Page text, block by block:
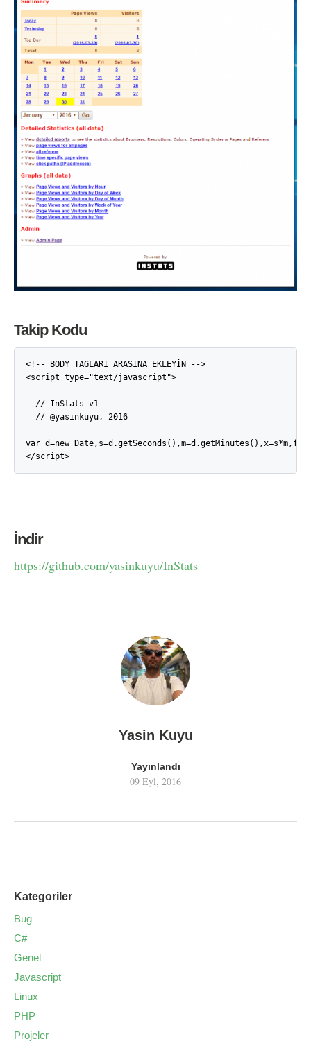
Takip Kodu
<!-- BODY TAGLARI ARASINA EKLEYİN -->
<script type="text/javascript">
  // InStats v1
  // @yasinkuyu, 2016
var d=new
</script>
İndir
https://github.com/yasinkuyu/InStats
Yasin Kuyu
Yayınlandı
09 Eyl, 2016
Kategoriler
Bug
C#
Genel
Javascript
Linux
PHP
Projeler